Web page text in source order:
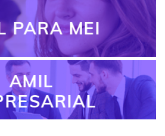
PARA MEI
AMIL